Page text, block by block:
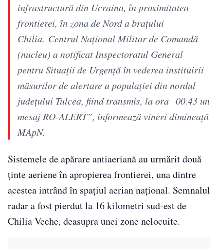
infrastructură din Ucraina, în proximitatea
frontierei, în zona de Nord a braţului
Chilia. Centrul Naţional Militar de Comandă
(nucleu) a notificat Inspectoratul General
pentru Situaţii de Urgenţă în vederea instituirii
măsurilor de alertare a populaţiei din nordul
judeţului Tulcea, fiind transmis, la ora 00.43 un
mesaj RO-ALERT”, informează vineri dimineaţă
MApN.
Sistemele de apărare antiaeriană au urmărit două
ţinte aeriene în apropierea frontierei, una dintre
acestea intrând în spaţiul aerian naţional. Semnalul
radar a fost pierdut la 16 kilometri sud-est de
Chilia Veche, deasupra unei zone nelocuite.